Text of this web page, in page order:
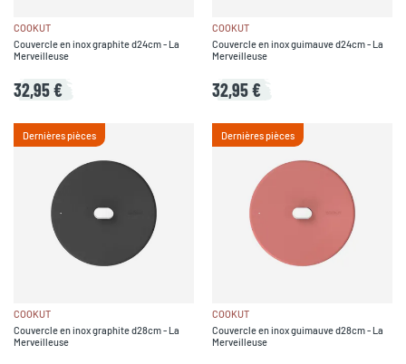
COOKUT
Couvercle en inox graphite d24cm - La
Merveilleuse
32,95 €
COOKUT
Couvercle en inox guimauve d24cm - La
Merveilleuse
32,95 €
Dernières pièces
COOKUT
Couvercle en inox graphite d28cm - La
Merveilleuse
Dernières pièces
COOKUT
Couvercle en inox guimauve d28cm - La
Merveilleuse